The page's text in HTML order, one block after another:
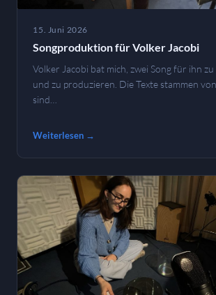
15. Juni 2026
Songproduktion für Volker Jacobi
Volker Jacobi bat mich, zwei Song für ihn
und zu produzieren. Die Texte stammen
sind…
Weiterlesen →